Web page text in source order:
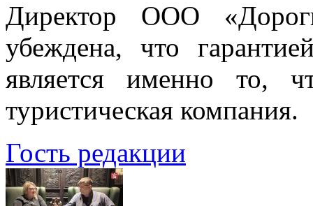
Директор ООО
убеждена, что
является именно то,
туристическая компания.
Гость редакции